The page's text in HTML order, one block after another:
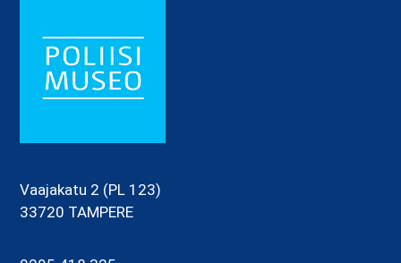
Vaajakatu 2 (PL 123)
33720 TAMPERE